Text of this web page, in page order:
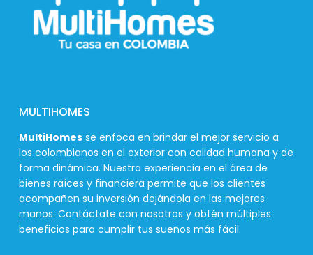
MULTIHOMES
MultiHomes se enfoca en brindar el mejor servicio a
los colombianos en el exterior con calidad humana y de
forma dinámica. Nuestra experiencia en el área de
bienes raíces y financiera permite que los clientes
acompañen su inversión dejándola en las mejores
manos. Contáctate con nosotros y obtén múltiples
beneficios para cumplir tus sueños más fácil.